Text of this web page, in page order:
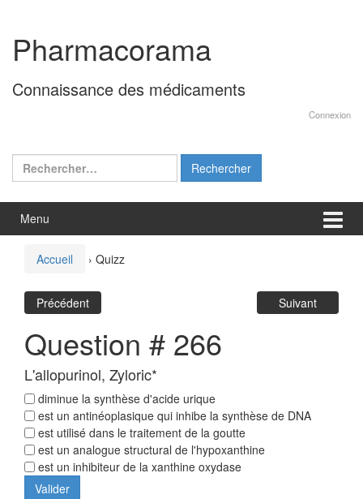
contenu
menu
principal
Pharmacorama
Connaissance des médicaments
Connexion
Rechercher :
Menu
Accueil › Quizz
Précédent Suivant
Question # 266
L'allopurinol, Zyloric*
diminue la synthèse d'acide urique
est un antinéoplasique qui inhibe la synthèse de DNA
est utilisé dans le traitement de la goutte
est un analogue structural de l'hypoxanthine
est un inhibiteur de la xanthine oxydase